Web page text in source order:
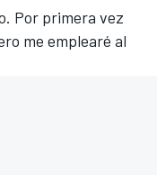
Por primera vez
me emplearé al